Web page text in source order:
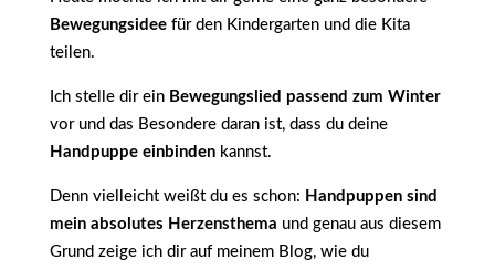
Bewegungsideefür den Kindergarten und die Kita
teilen.
Ich stelle dir ein Bewegungslied passend zum Winter
vor und das Besondere daran ist, dass du deine
Handpuppe einbindenkannst.
Denn vielleicht weißt du es schon: Handpuppen sind
mein absolutes Herzensthema und genau aus diesem
Grund zeige ich dir auf meinem Blog, wie du